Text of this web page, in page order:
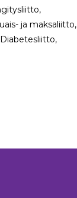
ja maksaliitto,